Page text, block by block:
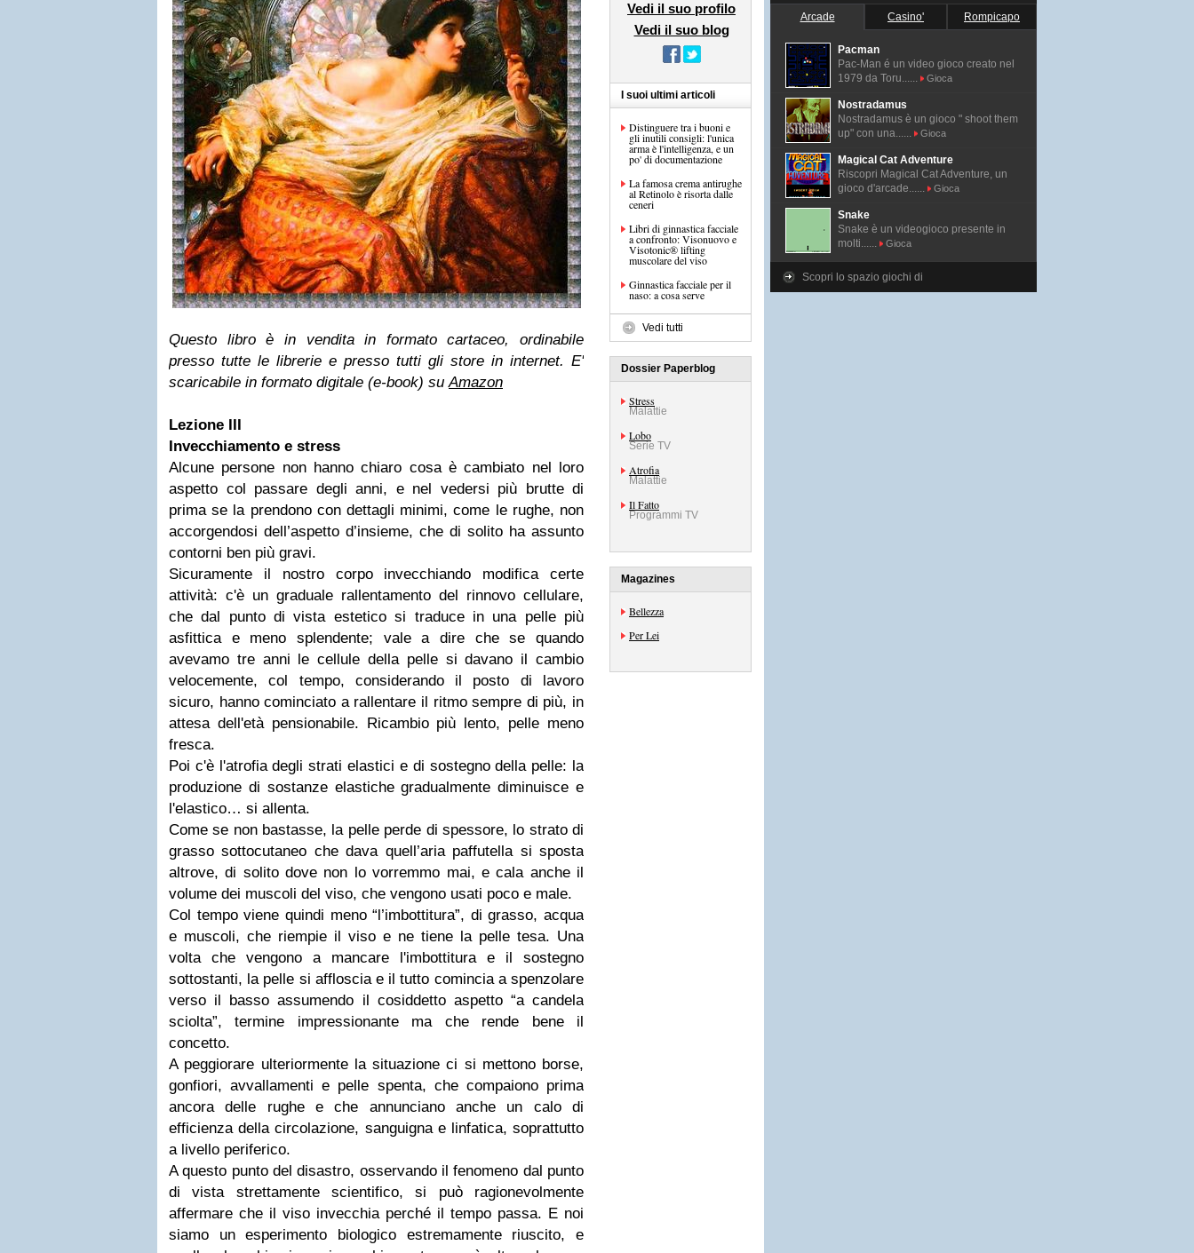
Questo libro è in vendita in formato cartaceo, ordinabile
presso tutte le librerie e presso tutti gli store in internet. E'
scaricabile in formato digitale (e-book) suAmazon
Lezione III
Invecchiamento e stress
Alcune persone non hanno chiaro cosa è cambiato nel loro
aspetto col passare degli anni, e nel vedersi più brutte di
prima se la prendono con dettagli minimi, come le rughe, non
accorgendosi dell’aspetto d’insieme, che di solito ha assunto
contorni ben più gravi.
Sicuramente il nostro corpo invecchiando modifica certe
attività: c'è un graduale rallentamento del rinnovo cellulare,
che dal punto di vista estetico si traduce in una pelle più
asfittica e meno splendente; vale a dire che se quando
avevamo tre anni le cellule della pelle si davano il cambio
velocemente, col tempo, considerando il posto di lavoro
sicuro, hanno cominciato a rallentare il ritmo sempre di più, in
attesa dell'età pensionabile. Ricambio più lento, pelle meno
fresca.
Poi c'è l'atrofia degli strati elastici e di sostegno della pelle: la
produzione di sostanze elastiche gradualmente diminuisce e
l'elastico… si allenta.
Come se non bastasse, la pelle perde di spessore, lo strato di
grasso sottocutaneo che dava quell’aria paffutella si sposta
altrove, di solito dove non lo vorremmo mai, e cala anche il
volume dei muscoli del viso, che vengono usati poco e male.
Col tempo viene quindi meno “l’imbottitura”, di grasso, acqua
e muscoli, che riempie il viso e ne tiene la pelle tesa. Una
volta che vengono a mancare l'imbottitura e il sostegno
sottostanti, la pelle si affloscia e il tutto comincia a spenzolare
verso il basso assumendo il cosiddetto aspetto “a candela
sciolta”, termine impressionante ma che rende bene il
concetto.
A peggiorare ulteriormente la situazione ci si mettono borse,
gonfiori, avvallamenti e pelle spenta, che compaiono prima
ancora delle rughe e che annunciano anche un calo di
efficienza della circolazione, sanguigna e linfatica, soprattutto
a livello periferico.
A questo punto del disastro, osservando il fenomeno dal punto
di vista strettamente scientifico, si può ragionevolmente
affermare che il viso invecchia perché il tempo passa. E noi
siamo un esperimento biologico estremamente riuscito, e
Vedi il suo profilo
Vedi il suo blog
I suoi ultimi articoli
Distinguere tra i buoni e
gli inutili consigli: l'unica
arma è l'intelligenza, e un
po' di documentazione
La famosa crema antirughe
al Retinolo è risorta dalle
ceneri
Libri di ginnastica facciale
a confronto: Visonuovo e
Visotonic® lifting
muscolare del viso
Ginnastica facciale per il
naso: a cosa serve
Vedi tutti
Dossier Paperblog
Stress
Malattie
Lobo
Serie TV
Atrofia
Malattie
Il Fatto
Programmi TV
Magazines
Bellezza
Per Lei
Arcade Casino' Rompicapo
Pacman
Pac-Man é un video gioco creato nel
1979 da Toru......
Gioca
Nostradamus
Nostradamus è un gioco " shoot them
up" con una......
Gioca
Magical Cat Adventure
Riscopri Magical Cat Adventure, un
gioco d'arcade......
Gioca
Snake
Snake è un videogioco presente in
molti......
Gioca
Scopri lo spazio giochi di